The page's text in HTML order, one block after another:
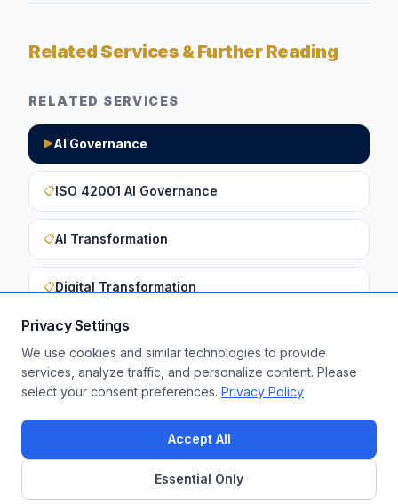
Privacy Settings
We use cookies and similar technologies to provide
services, analyze traffic, and personalize content. Please
select your consent preferences. Privacy Policy
Accept All
Essential Only
Related Services & Further Reading
RELATED SERVICES
▶AI Governance
📋ISO 42001 AI Governance
📋AI Transformation
📋Digital Transformation
Want to apply these insights to your
enterprise?
Get a Free Assessment